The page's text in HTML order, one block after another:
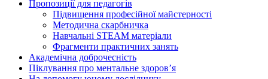
Пропозиції для педагогів
Підвищення професійної майстерності
Методична скарбничка
Навчальні STEAM матеріали
Фрагменти практичних занять
Академічна доброчесність
Піклування про ментальне здоровʼя